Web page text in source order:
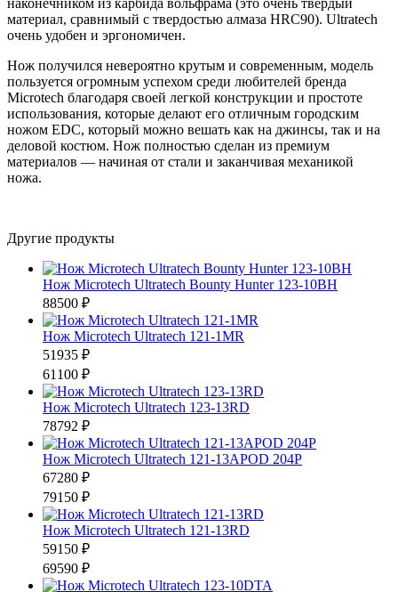
материал, сравнимый с твердостью алмаза HRC90). Ultratech
очень удобен и эргономичен.
Нож получился невероятно крутым и современным, модель
пользуется огромным успехом среди любителей бренда
Microtech благодаря своей легкой конструкции и простоте
использования, которые делают его отличным городским
ножом EDC, который можно вешать как на джинсы, так и на
деловой костюм. Нож полностью сделан из премиум
материалов — начиная от стали и заканчивая механикой
ножа.
Другие продукты
Нож Microtech Ultratech Bounty Hunter 123-10BH
88500 ₽
Нож Microtech Ultratech 121-1MR
51935 ₽
61100 ₽
Нож Microtech Ultratech 123-13RD
78792 ₽
Нож Microtech Ultratech 121-13APOD 204P
67280 ₽
79150 ₽
Нож Microtech Ultratech 121-13RD
59150 ₽
69590 ₽